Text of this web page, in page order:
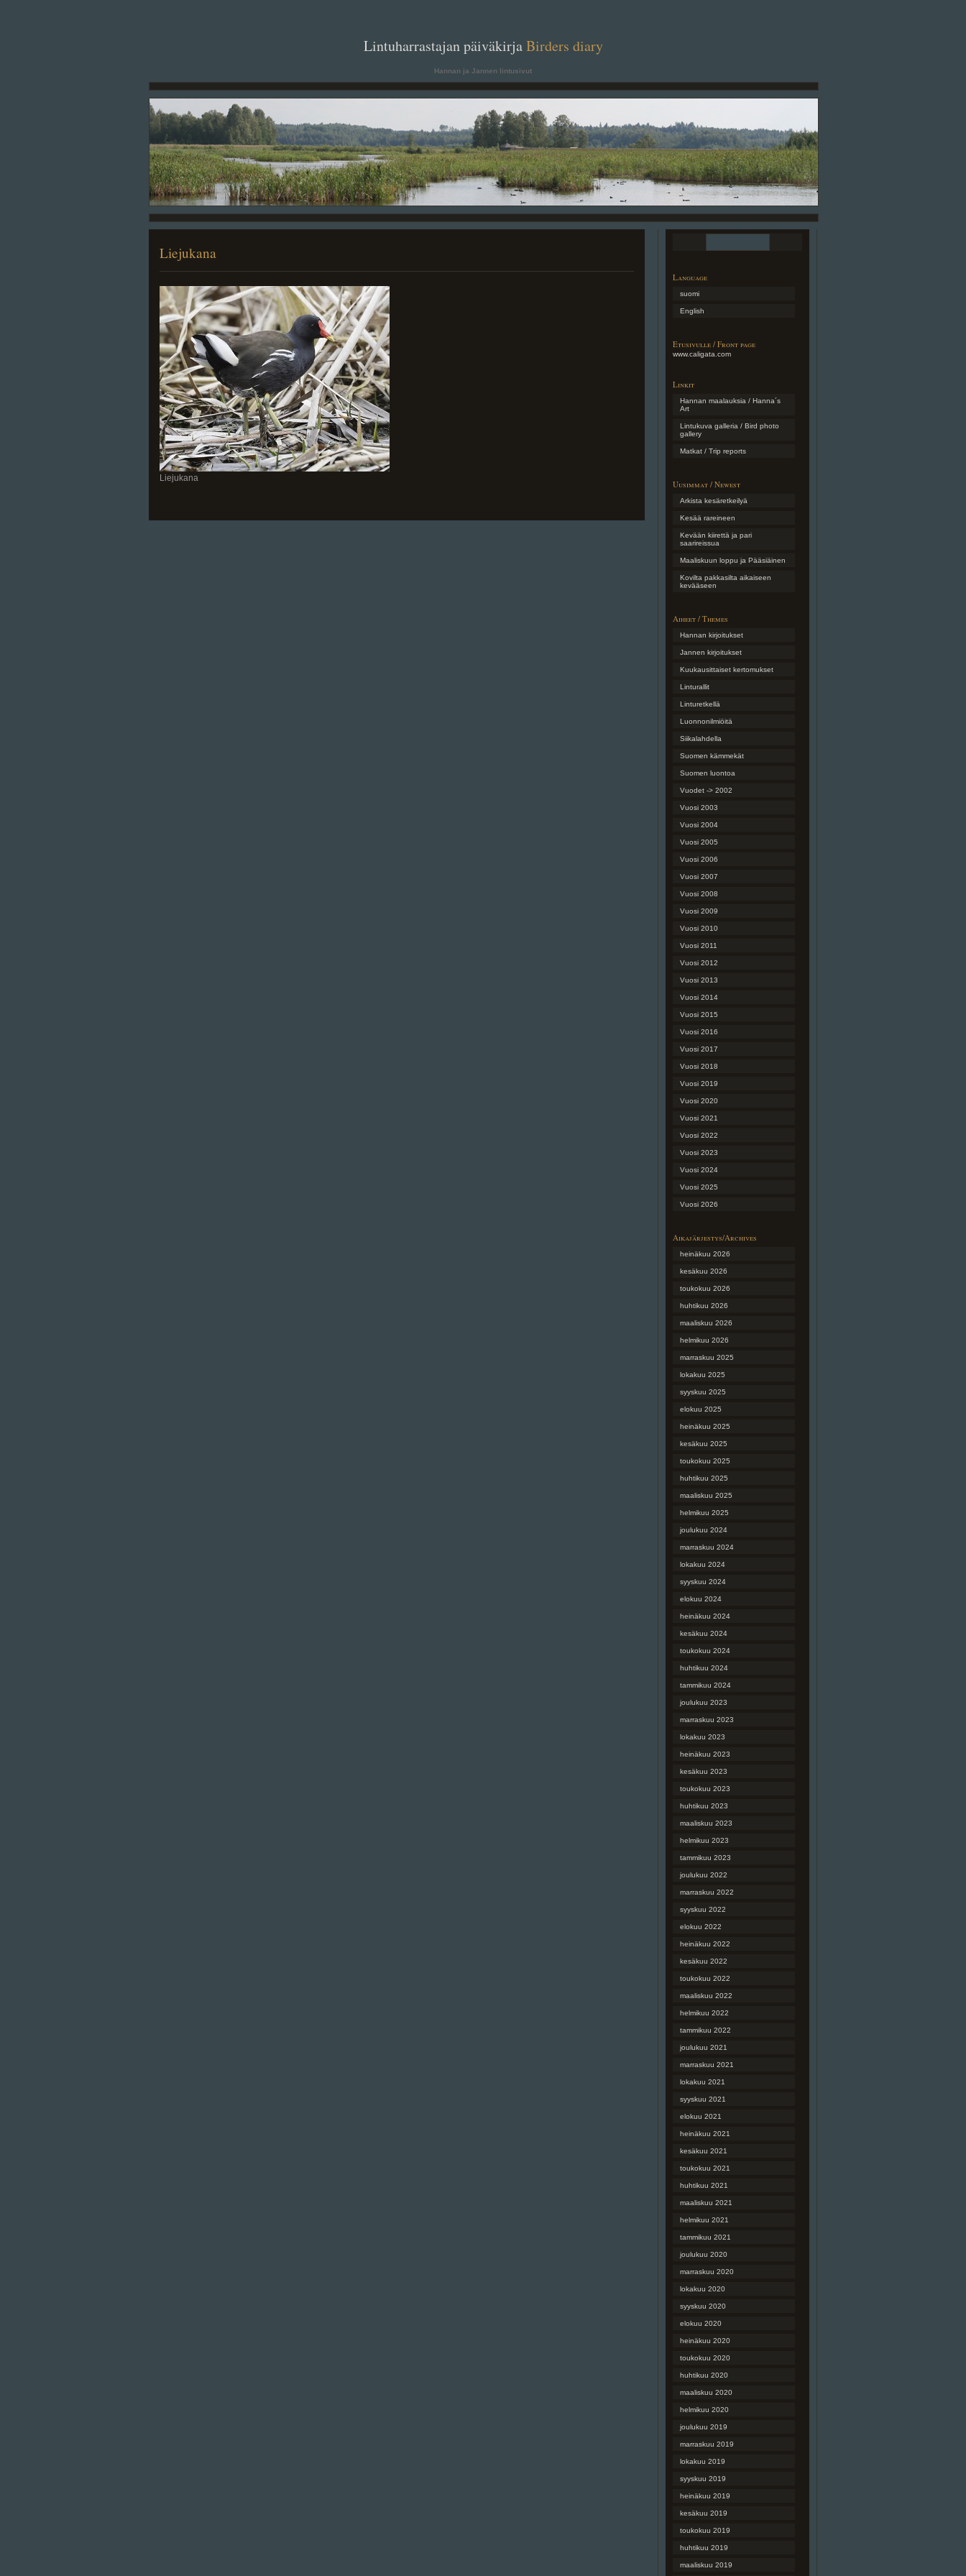
Lintuharrastajan päiväkirjaBirders diary. .
Hannan ja Jannen lintusivut
Liejukana
Liejukana
Language
suomi
English
Etusivulle / Front page
www.caligata.com
Linkit
Hannan maalauksia / Hanna´s
Art
Lintukuva galleria / Bird photo
gallery
Matkat / Trip reports
Uusimmat / Newest
Arkista kesäretkeilyä
Kesää rareineen
Kevään kiirettä ja pari
saarireissua
Maaliskuun loppu ja Pääsiäinen
Kovilta pakkasilta aikaiseen
kevääseen
Aiheet / Themes
Hannan kirjoitukset
Jannen kirjoitukset
Kuukausittaiset kertomukset
Linturallit
Linturetkellä
Luonnonilmiöitä
Siikalahdella
Suomen kämmekät
Suomen luontoa
Vuodet -> 2002
Vuosi 2003
Vuosi 2004
Vuosi 2005
Vuosi 2006
Vuosi 2007
Vuosi 2008
Vuosi 2009
Vuosi 2010
Vuosi 2011
Vuosi 2012
Vuosi 2013
Vuosi 2014
Vuosi 2015
Vuosi 2016
Vuosi 2017
Vuosi 2018
Vuosi 2019
Vuosi 2020
Vuosi 2021
Vuosi 2022
Vuosi 2023
Vuosi 2024
Vuosi 2025
Vuosi 2026
Aikajärjestys/Archives
heinäkuu 2026
kesäkuu 2026
toukokuu 2026
huhtikuu 2026
maaliskuu 2026
helmikuu 2026
marraskuu 2025
lokakuu 2025
syyskuu 2025
elokuu 2025
heinäkuu 2025
kesäkuu 2025
toukokuu 2025
huhtikuu 2025
maaliskuu 2025
helmikuu 2025
joulukuu 2024
marraskuu 2024
lokakuu 2024
syyskuu 2024
elokuu 2024
heinäkuu 2024
kesäkuu 2024
toukokuu 2024
huhtikuu 2024
tammikuu 2024
joulukuu 2023
marraskuu 2023
lokakuu 2023
heinäkuu 2023
kesäkuu 2023
toukokuu 2023
huhtikuu 2023
maaliskuu 2023
helmikuu 2023
tammikuu 2023
joulukuu 2022
marraskuu 2022
syyskuu 2022
elokuu 2022
heinäkuu 2022
kesäkuu 2022
toukokuu 2022
maaliskuu 2022
helmikuu 2022
tammikuu 2022
joulukuu 2021
marraskuu 2021
lokakuu 2021
syyskuu 2021
elokuu 2021
heinäkuu 2021
kesäkuu 2021
toukokuu 2021
huhtikuu 2021
maaliskuu 2021
helmikuu 2021
tammikuu 2021
joulukuu 2020
marraskuu 2020
lokakuu 2020
syyskuu 2020
elokuu 2020
heinäkuu 2020
toukokuu 2020
huhtikuu 2020
maaliskuu 2020
helmikuu 2020
joulukuu 2019
marraskuu 2019
lokakuu 2019
syyskuu 2019
heinäkuu 2019
kesäkuu 2019
toukokuu 2019
huhtikuu 2019
maaliskuu 2019